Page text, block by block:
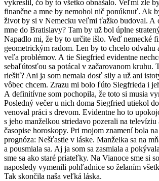
vykreslil, čo by to všetko obnášalo. Veľmi zle
finančne a mne by nemohol nič ponúknuť. Ak
život by si v Nemecku veľmi ťažko budoval. A
mne do Bratislavy? Tam by už bol úplne
Napadlo mi, že by to určite išlo. Veď nemecké
geometrickým radom. Len by to chcelo odvahu
veľa problémov. A tie Siegfried evidentne
sebaľútosťou sa potácal v začarovanom kruhu.
riešiť? Ani ja som nemala dosť sily a už ani
vôbec chcem. Zrazu mi bolo ľúto Siegfrieda i
A definitívne som pochopila, že toto si musia
Posledný večer u nich doma Siegfried utiekol
venoval práci s drevom. Evidentne ho to
s jeho manželkou striedavo pozerali na
časopise horoskopy. Pri mojom znamení bola
prognóza: Nešťastie v láske. Manželka sa na
a pousmiala sa. Aj ja som sa zasmiala a
sme sa ako staré priateľky. Na Vianoce sme si
naposledy vymenili pohľadnice so želaním
Tak skončila naša veľká láska.